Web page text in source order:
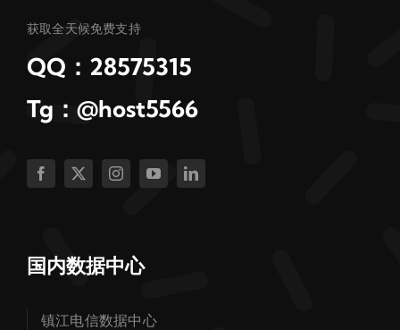
获取全天候免费支持
QQ：28575315
Tg：@host5566
国内数据中心
镇江电信数据中心